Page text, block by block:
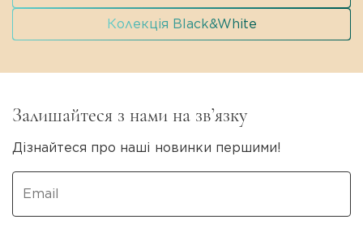
Колекція Black&White
Залишайтеся з нами на зв’язку
Дізнайтеся про наші новинки першими!